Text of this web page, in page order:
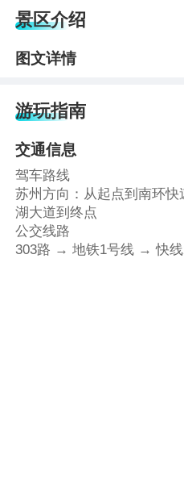
景区介绍
图文详情
游玩指南
交通信息
驾车路线
苏州方向：从起点到南环
湖大道到终点
公交线路
303路 → 地铁1号线 → 快